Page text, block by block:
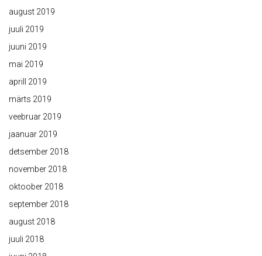
august 2019
juuli 2019
juuni 2019
mai 2019
aprill 2019
märts 2019
veebruar 2019
jaanuar 2019
detsember 2018
november 2018
oktoober 2018
september 2018
august 2018
juuli 2018